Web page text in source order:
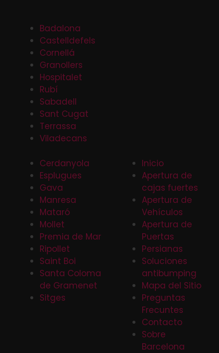
Badalona
Castelldefels
Cornellá
Granollers
Hospitalet
Rubí
Sabadell
Sant Cugat
Terrassa
Viladecans
Cerdanyola
Esplugues
Gava
Manresa
Mataró
Mollet
Premia de Mar
Ripollet
Saint Boi
Santa Coloma
de Gramenet
Sitges
Inicio
Apertura de
cajas fuertes
Apertura de
Vehículos
Apertura de
Puertas
Persianas
Soluciones
antibumping
Mapa del Sitio
Preguntas
Frecuntes
Contacto
Sobre
Barcelona